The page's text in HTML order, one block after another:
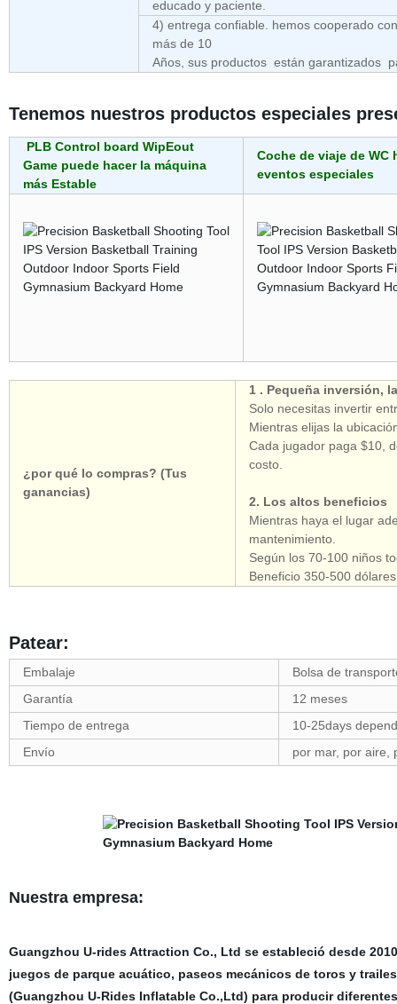
educado y paciente.
4) entrega confiable. hemos cooperado
más de 10
Años, sus productos están garantizados
Tenemos nuestros productos especiales
PLB Control board WipEout
Game puede hacer la máquina
más Estable
Coche de viaje de WC
eventos especiales
¿por qué lo compras? (Tus
ganancias)
1 . Pequeña inversión,
Solo necesitas invertir
Mientras elijas la
Cada jugador paga $10,
costo.
2. Los altos beneficios
Mientras haya el lugar
mantenimiento.
Según los 70-100 niños
Beneficio 350-500
Patear:
Embalaje
Bolsa de
Garantía
12 meses
Tiempo de entrega
10-25days
Envío
por mar, por aire,
Nuestra empresa:
Guangzhou U-rides Attraction Co., Ltd se estableció desde
juegos de parque acuático, paseos mecánicos de toros y
(Guangzhou U-Rides Inflatable Co.,Ltd) para producir